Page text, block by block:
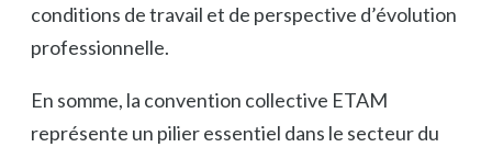
conditions de travail et de perspective d’évolution
professionnelle.
En somme, la convention collective ETAM
représente un pilier essentiel dans le secteur du